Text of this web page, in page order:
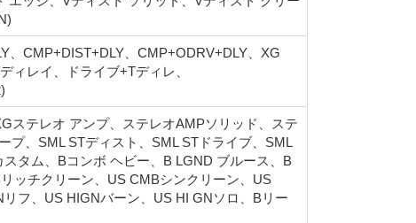
、CMP+DIST+DLY、CMP+ODRV+DLY、XG
ィレイ、ドライブ+Tディレ、
ステレオ アンプ、ステレオAMPソリッド、ステ
プ、SML STディスト、SML STドライブ、SML
タム、Bコンボ ヘビー、B LGND ブルース、B
ッチクリーン、US CMBシンクリーン、US
フ、US HIGNバーン、US HI GNソロ、Bリー